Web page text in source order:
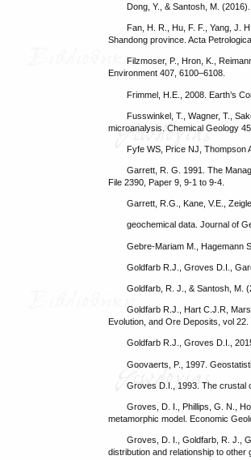
Dong, Y., & Santosh, M.
Fan, H. R., Hu, F. F., Yang, J.
Shandong province. Acta
Filzmoser, P., Hron, K.,
Environment 407, 6100–6108.
Frimmel, H.E., 2008. Earth’s
Fusswinkel, T., Wagner, T.,
microanalysis. Chemical Geology
Fyfe WS, Price NJ, Thompson
Garrett, R. G. 1991. The
File 2390, Paper 9, 9-1 to 9-4.
Garrett, R.G., Kane, V.E.,
geochemical data. Journal of
Gebre-Mariam M., Hagemann
Goldfarb R.J., Groves D.I.,
Goldfarb, R. J., & Santosh, M.
Goldfarb R.J., Hart C.J.R,
Evolution, and Ore Deposits, vol
Goldfarb R.J., Groves D.I.,
Goovaerts, P., 1997.
Groves D.I., 1993. The crustal
Groves, D. I., Phillips, G. N.,
metamorphic model. Economic
Groves, D. I., Goldfarb, R. J.,
distribution and relationship to